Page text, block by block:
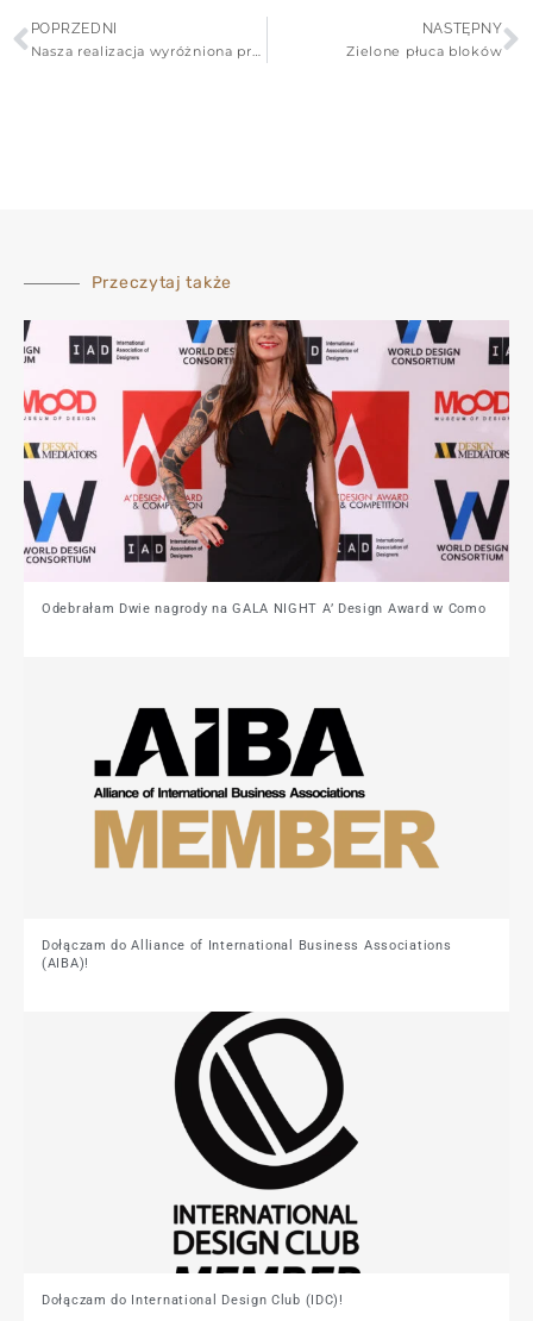
POPRZEDNI
Nasza realizacja wyróżniona przez redakcję OGRODOWA GALERIA Design&Shopping
NASTĘPNY
Zielone płuca bloków
Przeczytaj także
Odebrałam Dwie nagrody na GALA NIGHT A’ Design Award w Como
Dołączam do Alliance of International Business Associations
(AIBA)!
Dołączam do International Design Club (IDC)!